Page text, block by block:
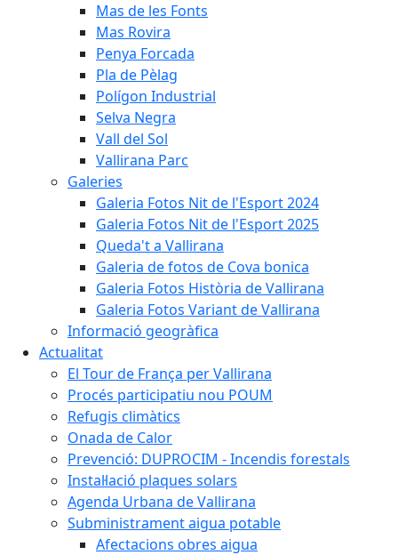
Mas de les Fonts
Mas Rovira
Penya Forcada
Pla de Pèlag
Polígon Industrial
Selva Negra
Vall del Sol
Vallirana Parc
Galeries
Galeria Fotos Nit de l'Esport 2024
Galeria Fotos Nit de l'Esport 2025
Queda't a Vallirana
Galeria de fotos de Cova bonica
Galeria Fotos Història de Vallirana
Galeria Fotos Variant de Vallirana
Informació geogràfica
Actualitat
El Tour de França per Vallirana
Procés participatiu nou POUM
Refugis climàtics
Onada de Calor
Prevenció: DUPROCIM - Incendis forestals
Instal·lació plaques solars
Agenda Urbana de Vallirana
Subministrament aigua potable
Afectacions obres aigua